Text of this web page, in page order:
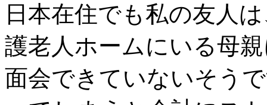
日本在住でも私の友人
護老人ホームにいる母
面会できていないそう